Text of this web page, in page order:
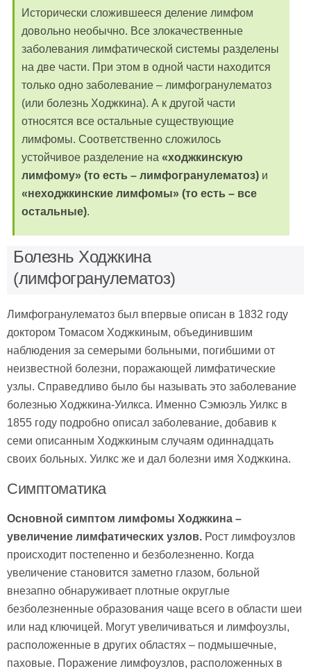
Исторически сложившееся деление лимфом
довольно необычно. Все злокачественные
заболевания лимфатической системы разделены
на две части. При этом в одной части находится
только одно заболевание – лимфогранулематоз
(или болезнь Ходжкина). А к другой части
относятся все остальные существующие
лимфомы. Соответственно сложилось
устойчивое разделение на «ходжкинскую
лимфому» (то есть – лимфогранулематоз) и
«неходжкинские лимфомы» (то есть – все
остальные).
Болезнь Ходжкина
(лимфогранулематоз)
Лимфогранулематоз был впервые описан в 1832 году
доктором Томасом Ходжкиным, объединившим
наблюдения за семерыми больными, погибшими от
неизвестной болезни, поражающей лимфатические
узлы. Справедливо было бы называть это заболевание
болезнью Ходжкина-Уилкса. Именно Сэмюэль Уилкс в
1855 году подробно описал заболевание, добавив к
семи описанным Ходжкиным случаям одиннадцать
своих больных. Уилкс же и дал болезни имя Ходжкина.
Симптоматика
Основной симптом лимфомы Ходжкина –
увеличение лимфатических узлов. Рост лимфоузлов
происходит постепенно и безболезненно. Когда
увеличение становится заметно глазом, больной
внезапно обнаруживает плотные округлые
безболезненные образования чаще всего в области шеи
или над ключицей. Могут увеличиваться и лимфоузлы,
расположенные в других областях – подмышечные,
паховые. Поражение лимфоузлов, расположенных в